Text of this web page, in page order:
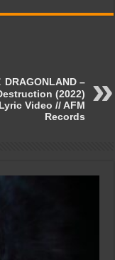
DRAGONLAND –
(2022)
Video // AFM
Records